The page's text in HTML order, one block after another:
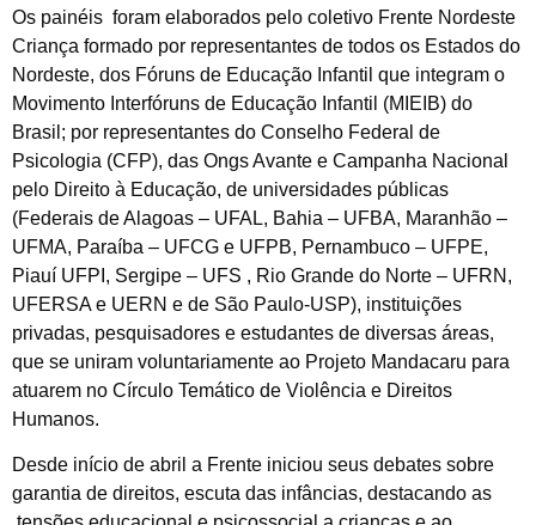
Os painéis foram elaborados pelo coletivo Frente Nordeste
Criança formado por representantes de todos os Estados do
Nordeste, dos Fóruns de Educação Infantil que integram o
Movimento Interfóruns de Educação Infantil (MIEIB) do
Brasil; por representantes do Conselho Federal de
Psicologia (CFP), das Ongs Avante e Campanha Nacional
pelo Direito à Educação, de universidades públicas
(Federais de Alagoas – UFAL, Bahia – UFBA, Maranhão –
UFMA, Paraíba – UFCG e UFPB, Pernambuco – UFPE,
Piauí UFPI, Sergipe – UFS , Rio Grande do Norte – UFRN,
UFERSA e UERN e de São Paulo-USP), instituições
privadas, pesquisadores e estudantes de diversas áreas,
que se uniram voluntariamente ao Projeto Mandacaru para
atuarem no Círculo Temático de Violência e Direitos
Humanos.
Desde início de abril a Frente iniciou seus debates sobre
garantia de direitos, escuta das infâncias, destacando as